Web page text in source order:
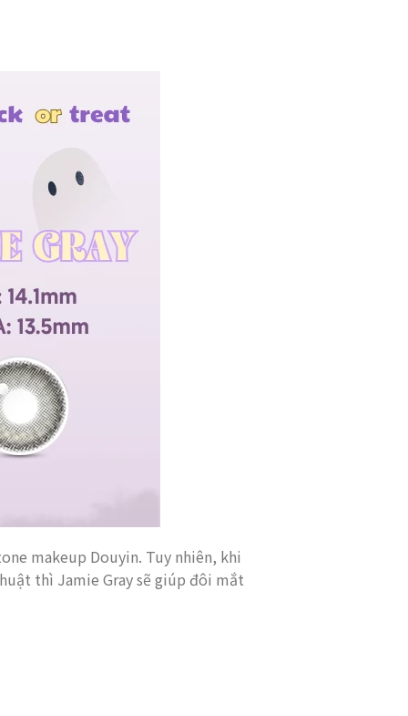
makeup Douyin. Tuy nhiên, khi
thì Jamie Gray sẽ giúp đôi mắt